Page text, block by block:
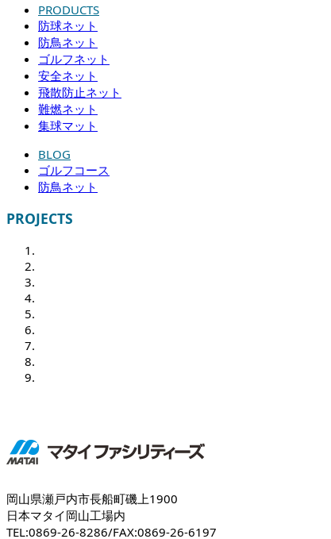
PRODUCTS
防球ネット
防鳥ネット
ゴルフネット
安全ネット
飛散防止ネット
難燃ネット
集球マット
BLOG
ゴルフコース
防鳥ネット
PROJECTS
岡山県瀬戸内市長船町磯上1900
日本マタイ岡山工場内
TEL:0869-26-8286/FAX:0869-26-6197